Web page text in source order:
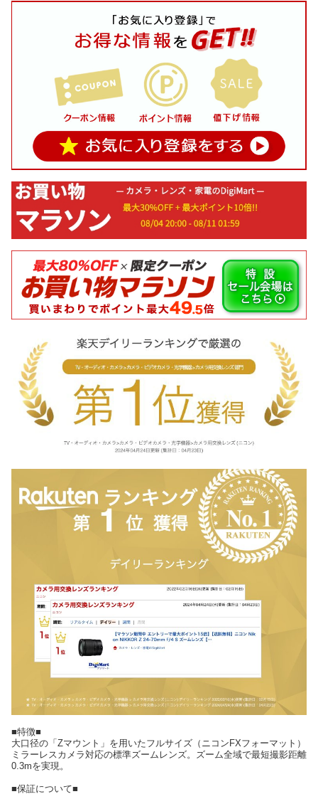
■特徴■
大口径の「Zマウント」を用いたフルサイズ（ニコンFXフォーマット）
ミラーレスカメラ対応の標準ズームレンズ。ズーム全域で最短撮影距離
0.3mを実現。
■保証について■